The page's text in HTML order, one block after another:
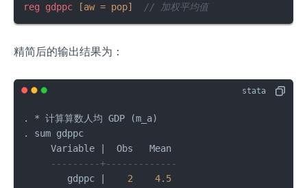
reg
gdppc [aw = pop] // 加权平均值
精简后的输出结果为：
. * 计算算数人均 GDP (m_a)
. sum gdppc
     Variable |  Obs   Mean
---------+-------------
        gdppc |
2 4.5